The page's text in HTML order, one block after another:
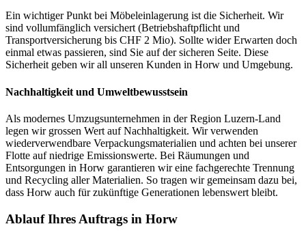
Ein wichtiger Punkt bei Möbeleinlagerung ist die Sicherheit. Wir
sind vollumfänglich versichert (Betriebshaftpflicht und
Transportversicherung bis CHF 2 Mio). Sollte wider Erwarten doch
einmal etwas passieren, sind Sie auf der sicheren Seite. Diese
Sicherheit geben wir all unseren Kunden in Horw und Umgebung.
Nachhaltigkeit und Umweltbewusstsein
Als modernes Umzugsunternehmen in der Region Luzern-Land
legen wir grossen Wert auf Nachhaltigkeit. Wir verwenden
wiederverwendbare Verpackungsmaterialien und achten bei unserer
Flotte auf niedrige Emissionswerte. Bei Räumungen und
Entsorgungen in Horw garantieren wir eine fachgerechte Trennung
und Recycling aller Materialien. So tragen wir gemeinsam dazu bei,
dass Horw auch für zukünftige Generationen lebenswert bleibt.
Ablauf Ihres Auftrags in Horw